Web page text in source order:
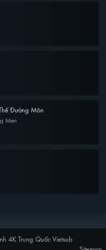
Đường Môn
Men
4K Trung Quốc Vietsub